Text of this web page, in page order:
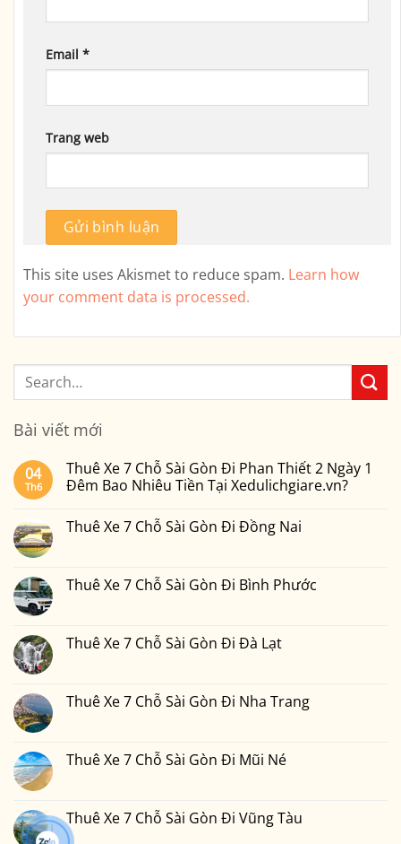
Email *
Trang web
This site uses Akismet to reduce spam. Learn how
your comment data is processed.
Bài viết mới
04
Th6
Thuê Xe 7 Chỗ Sài Gòn Đi Phan Thiết 2 Ngày 1
Đêm Bao Nhiêu Tiền Tại Xedulichgiare.vn?
bình
7
Phan
Đêm
Xedulichgiare.vn?
Thuê Xe 7 Chỗ Sài Gòn Đi Đồng Nai
luận
ở
Chỗ
Sài
Nai
Thuê Xe 7 Chỗ Sài Gòn Đi Bình Phước
luận
ở
Chỗ
Sài
Phước
Thuê Xe 7 Chỗ Sài Gòn Đi Đà Lạt
luận
ở
Chỗ
Sài
Lạt
Thuê Xe 7 Chỗ Sài Gòn Đi Nha Trang
luận
ở
Chỗ
Sài
Gòn
Thuê Xe 7 Chỗ Sài Gòn Đi Mũi Né
luận
ở
Thuê
Thuê Xe 7 Chỗ Sài Gòn Đi Vũng Tàu
Không